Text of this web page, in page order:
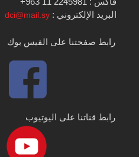
البريد الإلكتروني :dci@mail.sy
رابط صفحتنا على الفيس بوك
رابط قناتنا على اليوتيوب